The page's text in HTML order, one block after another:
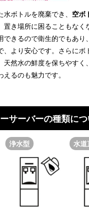
ボトルを廃棄でき、 空ボ
置き場所に困ることもなく
できるので衛生的でもあり
、より安心です。さらにボ
天然水の鮮度を保ちやすく
るのも魅力です。
サーバーの種類に
浄水型 水道